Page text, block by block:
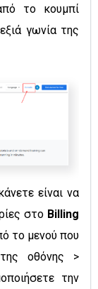
το κουμπί
γωνία της
είναι να
στοBilling
το μενού που
οθόνης >
την